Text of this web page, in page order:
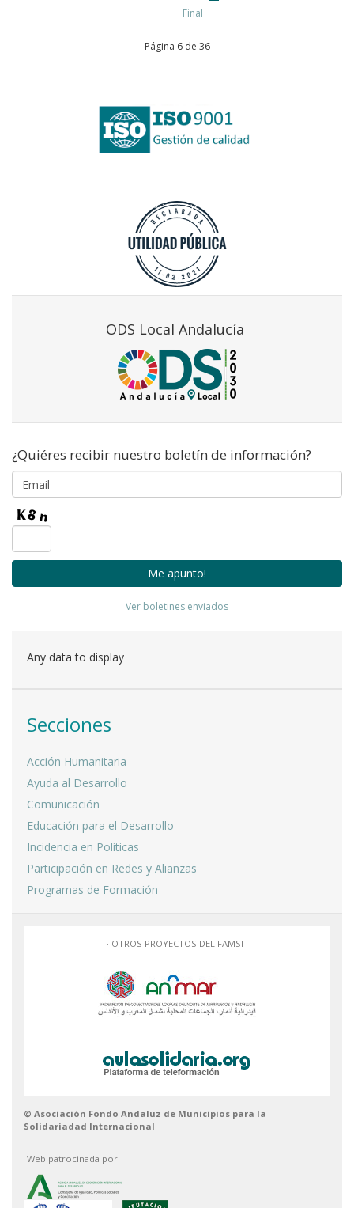
Final
Página 6 de 36
ODS Local Andalucía
¿Quiéres recibir nuestro boletín de información?
Ver boletines enviados
Any data to display
Secciones
Acción Humanitaria
Ayuda al Desarrollo
Comunicación
Educación para el Desarrollo
Incidencia en Políticas
Participación en Redes y Alianzas
Programas de Formación
· OTROS PROYECTOS DEL FAMSI ·
© Asociación Fondo Andaluz de Municipios para la
Solidariadad Internacional
Web patrocinada por: